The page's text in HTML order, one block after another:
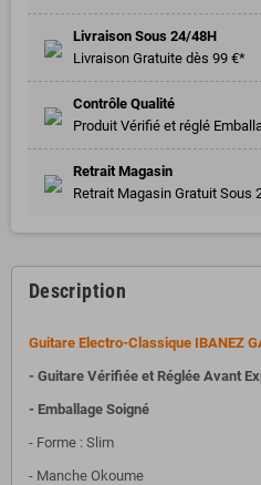
Livraison Sous 24/48H
Livraison Gratuite dès 99 €*
Contrôle Qualité
Produit Vérifié et réglé
Retrait Magasin
Retrait Magasin Gratuit Sous
Description
Guitare Electro-Classique IBANEZ
- Guitare Vérifiée et Réglée Avant
- Emballage Soigné
- Forme : Slim
- Manche Okoume